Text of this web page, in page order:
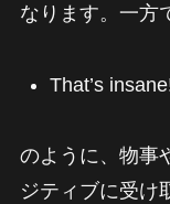
なります。一方
That’s
のように、物事
ジティブに受け